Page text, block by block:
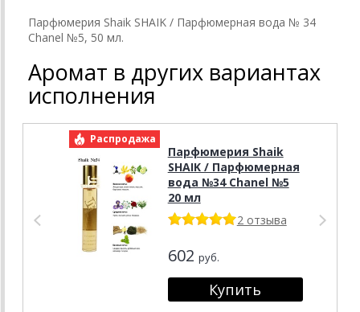
Парфюмерия Shaik SHAIK / Парфюмерная вода № 34
Chanel №5, 50 мл.
Аромат в других вариантах
исполнения
Распродажа
Парфюмерия Shaik
SHAIK / Парфюмерная
вода №34 Chanel №5
20 мл
2 отзыва
602 руб.